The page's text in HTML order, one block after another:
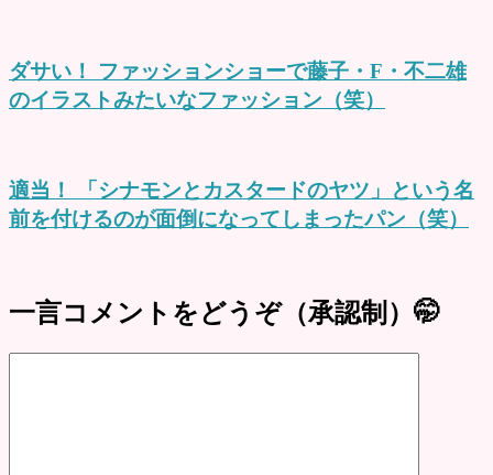
ダサい！ ファッションショーで藤子・F・不二雄
のイラストみたいなファッション（笑）
適当！ 「シナモンとカスタードのヤツ」という名
前を付けるのが面倒になってしまったパン（笑）
一言コメントをどうぞ（承認制）🤭